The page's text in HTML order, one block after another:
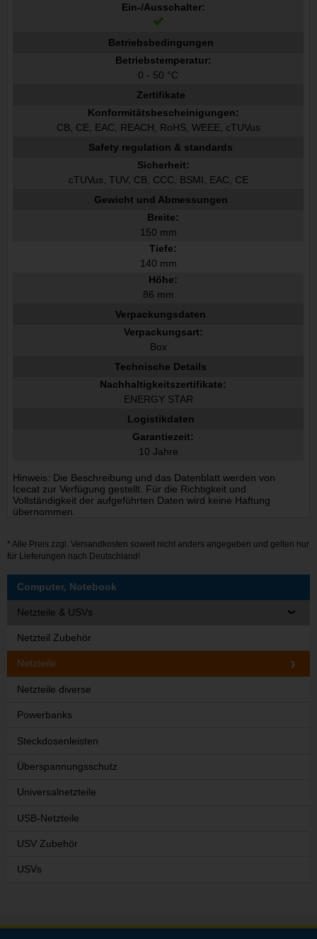
Ein-/Ausschalter:
Betriebsbedingungen
Betriebstemperatur:
0 - 50 °C
Zertifikate
Konformitätsbescheinigungen:
CB, CE, EAC, REACH, RoHS, WEEE, cTUVus
Safety regulation & standards
Sicherheit:
cTUVus, TUV, CB, CCC, BSMI, EAC, CE
Gewicht und Abmessungen
Breite:
150 mm
Tiefe:
140 mm
Höhe:
86 mm
Verpackungsdaten
Verpackungsart:
Box
Technische Details
Nachhaltigkeitszertifikate:
ENERGY STAR
Logistikdaten
Garantiezeit:
10 Jahre
Hinweis: Die Beschreibung und das Datenblatt werden von
Icecat zur Verfügung gestellt. Für die Richtigkeit und
Vollständigkeit der aufgeführten Daten wird keine Haftung
übernommen.
* Alle Preis zzgl. Versandkosten soweit nicht anders angegeben und gelten nur
für Lieferungen nach Deutschland!
Computer, Notebook
Netzteile & USVs
Netzteil Zubehör
Netzteile
Netzteile diverse
Powerbanks
Steckdosenleisten
Überspannungsschutz
Universalnetzteile
USB-Netzteile
USV Zubehör
USVs